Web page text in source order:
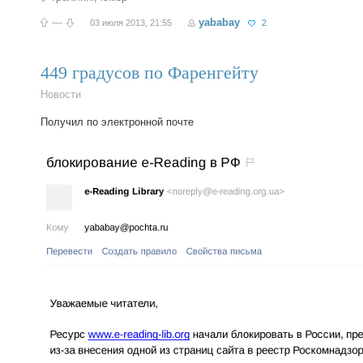
— 03 июля 2013, 21:55 yababay 2
449 градусов по Фаренгейту
Новости
Получил по электронной почте